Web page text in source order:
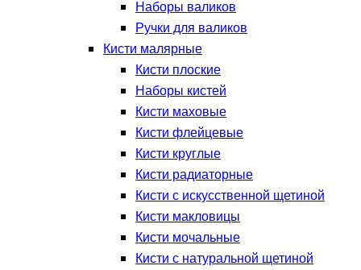
Наборы валиков
Ручки для валиков
Кисти малярные
Кисти плоские
Наборы кистей
Кисти маховые
Кисти флейцевые
Кисти круглые
Кисти радиаторные
Кисти с искусственной щетиной
Кисти макловицы
Кисти мочальные
Кисти с натуральной щетиной